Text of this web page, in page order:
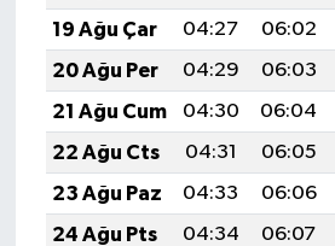
19 Ağu Çar
04:27 06:02
20 Ağu Per
04:29 06:03
21 Ağu Cum
04:30 06:04
22 Ağu Cts
04:31 06:05
23 Ağu Paz
04:33 06:06
24 Ağu Pts
04:34 06:07